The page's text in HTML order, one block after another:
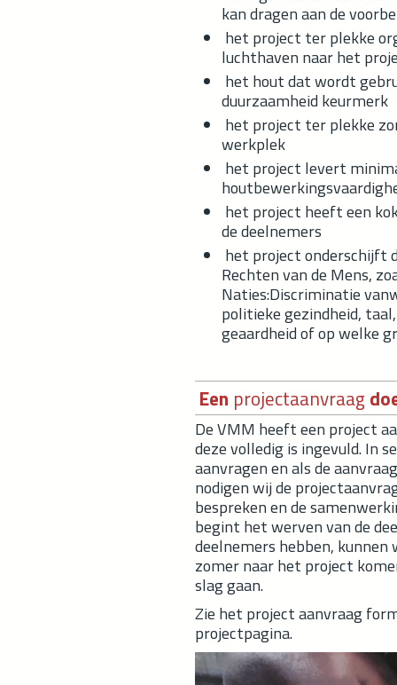
kan dragen aan de
het project ter plekke
luchthaven naar het
het hout dat wordt
duurzaamheid keurmerk
het project ter plekke
werkplek
het project levert
het project heeft een
de deelnemers
het project onderschijft
Rechten van de Mens,
Naties:Discriminatie
politieke gezindheid,
geaardheid of op welke
Een projectaanvraag
De VMM heeft een project
deze volledig is ingevuld. In
aanvragen en als de
nodigen wij de
bespreken en de
begint het werven van de
deelnemers hebben,
zomer naar het project
slag gaan.
Zie het project aanvraag
projectpagina.